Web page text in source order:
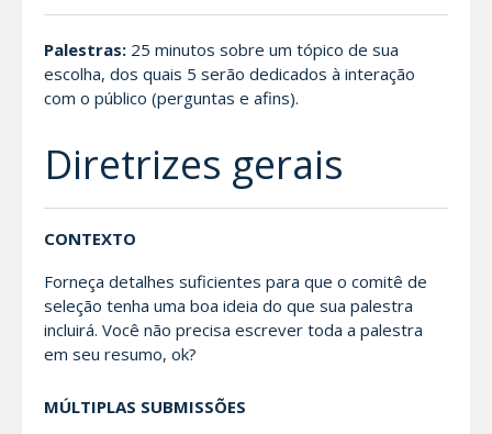
Palestras: 25 minutos sobre um tópico de sua
escolha, dos quais 5 serão dedicados à interação
com o público (perguntas e afins).
Diretrizes gerais
CONTEXTO
Forneça detalhes suficientes para que o comitê de
seleção tenha uma boa ideia do que sua palestra
incluirá. Você não precisa escrever toda a palestra
em seu resumo, ok?
MÚLTIPLAS SUBMISSÕES